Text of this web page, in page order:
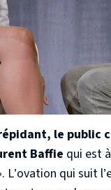
le public
Baffie qui est
L’ovation qui suit